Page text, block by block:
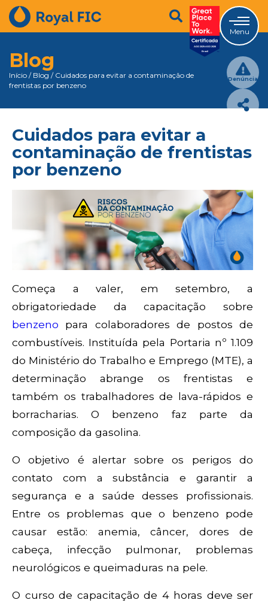
Menu
Denúncia
Blog
Início / Blog / Cuidados para evitar a contaminação de
frentistas por benzeno
Cuidados para evitar a
contaminação de frentistas
por benzeno
Começa a valer, em setembro, a
obrigatoriedade da capacitação sobre
benzeno para colaboradores de postos de
combustíveis. Instituída pela Portaria nº 1.109
do Ministério do Trabalho e Emprego (MTE), a
determinação abrange os frentistas e
também os trabalhadores de lava-rápidos e
borracharias. O benzeno faz parte da
composição da gasolina.
O objetivo é alertar sobre os perigos do
contato com a substância e garantir a
segurança e a saúde desses profissionais.
Entre os problemas que o benzeno pode
causar estão: anemia, câncer, dores de
cabeça, infecção pulmonar, problemas
neurológicos e queimaduras na pele.
O curso de capacitação de 4 horas deve ser